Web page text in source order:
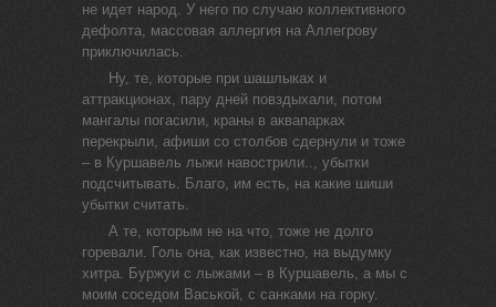
не идет народ. У него по случаю коллективного
дефолта, массовая аллергия на Аллегрову
приключилась.
Ну, те, которые при шашлыках и
аттракционах, пару дней повздыхали, потом
мангалы погасили, краны в аквапарках
перекрыли, афиши со столбов сдернули и тоже
– в Куршавель лыжи навострили.., убытки
подсчитывать. Благо, им есть, на какие шиши
убытки считать.
А те, которым не на что, тоже не долго
горевали. Голь она, как известно, на выдумку
хитра. Буржуи с лыжами – в Куршавель, а мы с
моим соседом Васькой, с санками на горку.